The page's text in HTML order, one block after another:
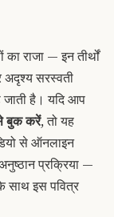
राजा — इन तीर्थों
अदृश्य सरस्वती
जाती है। यदि आप
बुक करें, तो यह
से ऑनलाइन
प्रक्रिया —
साथ इस पवित्र